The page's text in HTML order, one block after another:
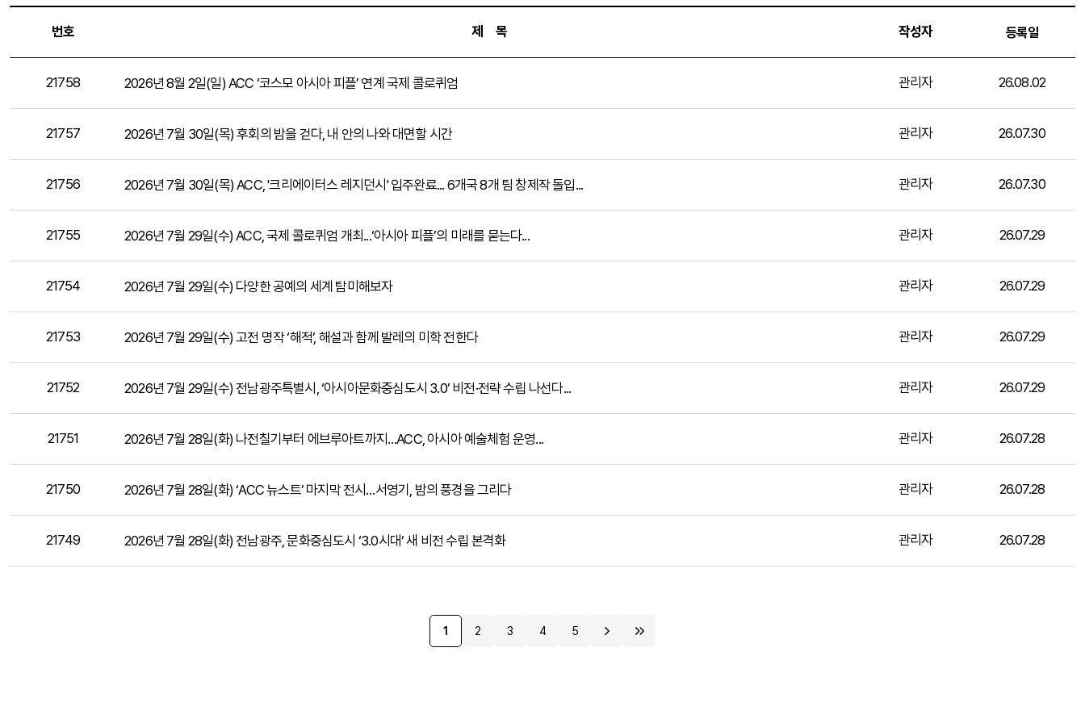
번호 제 목 작성자 등록일
21758 2026년 8월 2일(일) ACC ‘코스모 아시아 피플’ 연계 국제 콜로퀴엄 관리자 26.08.02
21757 2026년 7월 30일(목) 후회의 밤을 걷다, 내 안의 나와 대면할 시간 관리자 26.07.30
21756 2026년 7월 30일(목) ACC, '크리에이터스 레지던시' 입주완료... 6개국 8개 팀 창제작 돌입... 관리자 26.07.30
21755 2026년 7월 29일(수) ACC, 국제 콜로퀴엄 개최...‘아시아 피플’의 미래를 묻는다... 관리자 26.07.29
21754 2026년 7월 29일(수) 다양한 공예의 세계 탐미해보자 관리자 26.07.29
21753 2026년 7월 29일(수) 고전 명작 ‘해적’, 해설과 함께 발레의 미학 전한다 관리자 26.07.29
21752 2026년 7월 29일(수) 전남광주특별시, ‘아시아문화중심도시 3.0’ 비전·전략 수립 나선다... 관리자 26.07.29
21751 2026년 7월 28일(화) 나전칠기부터 에브루아트까지…ACC, 아시아 예술체험 운영... 관리자 26.07.28
21750 2026년 7월 28일(화) ‘ACC 뉴스트’ 마지막 전시…서영기, 밤의 풍경을 그리다 관리자 26.07.28
21749 2026년 7월 28일(화) 전남광주, 문화중심도시 ‘3.0시대’ 새 비전 수립 본격화 관리자 26.07.28
1 2 3 4 5